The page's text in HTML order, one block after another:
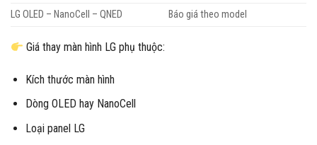
LG OLED – NanoCell – QNED Báo giá theo model
Giá thay màn hình LG phụ thuộc:
Kích thước màn hình
Dòng OLED hay NanoCell
Loại panel LG